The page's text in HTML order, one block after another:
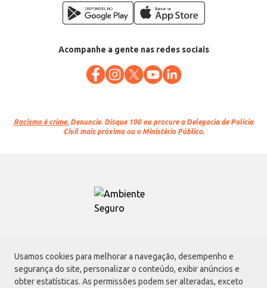
Usamos cookies para melhorar a navegação, desempenho e
segurança do site, personalizar o conteúdo, exibir anúncios e
obter estatísticas. As permissões podem ser alteradas, exceto
Acompanhe a gente nas redes sociais
Racismo é crime. Denuncie. Disque 100 ou procure a Delegacia de Polícia
Civil mais próxima ou o Ministério Público.
Atacadão S.A.
Avenida Morvan Dias de Figueiredo, 6169, Vila Maria, São Paulo - SP | CEP
02170-901 | CNPJ: 75.315.333/0001-09